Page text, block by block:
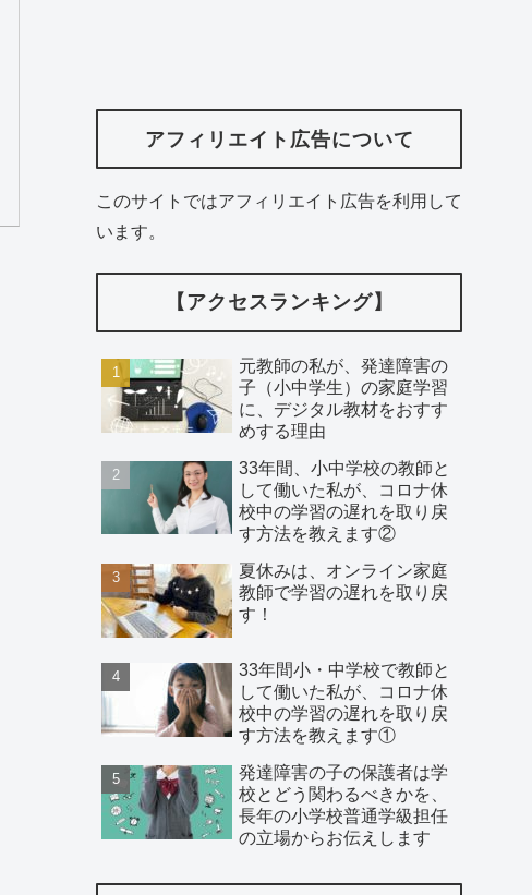
アフィリエイト広告について
このサイトではアフィリエイト広告を利用して
います。
【アクセスランキング】
元教師の私が、発達障害の
子（小中学生）の家庭学習
に、デジタル教材をおすす
めする理由
33年間、小中学校の教師と
して働いた私が、コロナ休
校中の学習の遅れを取り戻
す方法を教えます②
夏休みは、オンライン家庭
教師で学習の遅れを取り戻
す！
33年間小・中学校で教師と
して働いた私が、コロナ休
校中の学習の遅れを取り戻
す方法を教えます①
発達障害の子の保護者は学
校とどう関わるべきかを、
長年の小学校普通学級担任
の立場からお伝えします